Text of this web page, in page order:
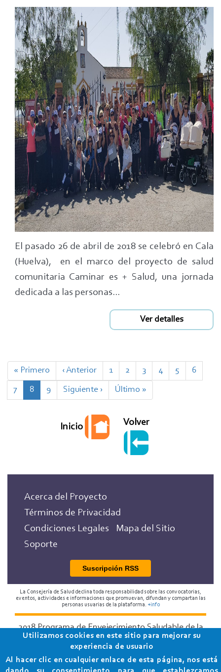
El pasado 26 de abril de 2018 se celebró en Cala
(Huelva), en el marco del proyecto de salud
comunitaria Caminar es + Salud, una jornada
dedicada a las personas...
Ver detalles
Paginación
Primera
página
« Primero
Página
anterior
‹ Anterior Page
1 Page
2 Page
3 Page
4 Page
5 Page
6
Page
7
Página
actual
8 Page
9
Siguiente
página
Siguiente ›
Última
página
Último »
Inicio Volver
Acerca del Proyecto
Términos de Privacidad
Condiciones Legales
Mapa del Sitio
Soporte
Suscripción RSS
La Consejería de Salud declina toda responsabilidad sobre las convocatorias,
eventos, actividades e informaciones que promuevan, difundan y compartan las
personas usuarias de la plataforma. +info
2018 Programa de Envejecimiento Saludable de la
Consejería de Salud
Utilizamos cookies en este sitio para mejorar su
experiencia de usuario
Al hacer clic en cualquier enlace de esta página, nos está